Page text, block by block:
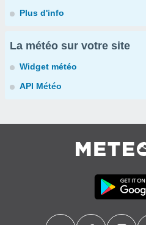
Plus d'info
La météo sur votre site
Widget météo
API Météo